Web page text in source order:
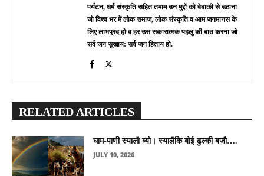
पर्यटन, धर्म-संस्कृति सहित तमाम उन मुद्दों को बेबाकी से उठाना
जो विश्व भर में लोक समाज, लोक संस्कृति व आम जनमानस के
लिए लाभप्रद हो व हर उस सकारात्मक पहलु की बात करना जो
सर्व जन सुखाय: सर्व जन हिताय हो.
RELATED ARTICLES
घाम-पाणी स्यालौ ब्यो। स्यालैकि बोई ढुल्की बजौ….
JULY 10, 2026